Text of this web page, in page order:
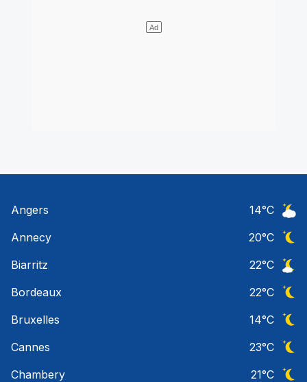
Angers 14°C
Annecy
20°C
Biarritz
22°C
Bordeaux
22°C
Bruxelles
14°C
Cannes
23°C
Chambery
21°C